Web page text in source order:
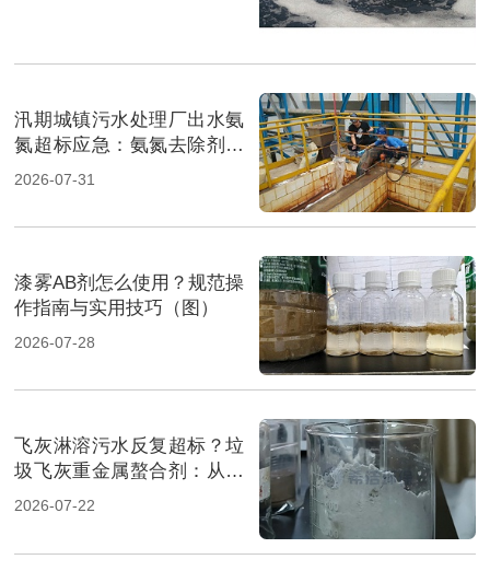
汛期城镇污水处理厂出水氨
氮超标应急：氨氮去除剂投
加方法及实操指南（图）
2026-07-31
漆雾AB剂怎么使用？规范操
作指南与实用技巧（图）
2026-07-28
飞灰淋溶污水反复超标？垃
圾飞灰重金属螯合剂：从源
头实现固液双达标（图）
2026-07-22